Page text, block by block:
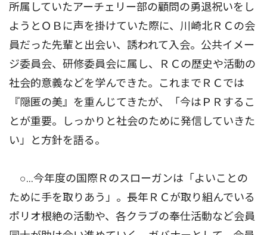
所属していたアーチェリー部の顧問の勇退祝いをし
ようとＯＢに声を掛けていた際に、川崎北ＲＣの会
員だった先輩と出会い、誘われて入会。公共イメー
ジ委員会、研修委員会に属し、ＲＣの歴史や活動の
社会的意義などを学んできた。これまでＲＣでは
『隠匿の美』を重んじてきたが、「今はＰＲするこ
とが重要。しっかりと社会のために発信していきた
い」と方針を語る。
○…今年度の国際Ｒのスローガンは「よいことの
ために手を取りあう」。長年ＲＣが取り組んでいる
ポリオ根絶の活動や、各クラブの奉仕活動など会員